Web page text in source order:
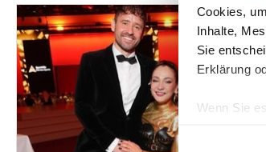
Cookies,
Inhalte,
Sie
Erklärung
Wenn Sie